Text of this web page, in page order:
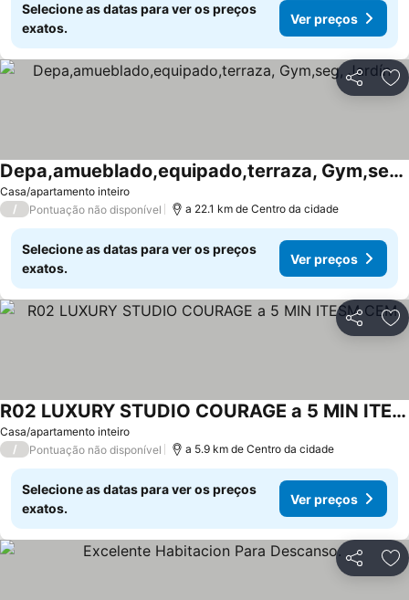
Selecione as datas para ver os preços
exatos.
Ver preços
Partilhar
Casa/apartamento inteiro
Depa,amueblado,equipado,terraza, Gym,seg, Jardín
/ Pontuação não disponível a 22.1 km de Centro da cidade
Selecione as datas para ver os preços
exatos.
Ver preços
Partilhar
Casa/apartamento inteiro
R02 LUXURY STUDIO COURAGE a 5 MIN ITESM CEM
/ Pontuação não disponível a 5.9 km de Centro da cidade
Selecione as datas para ver os preços
exatos.
Ver preços
Partilhar